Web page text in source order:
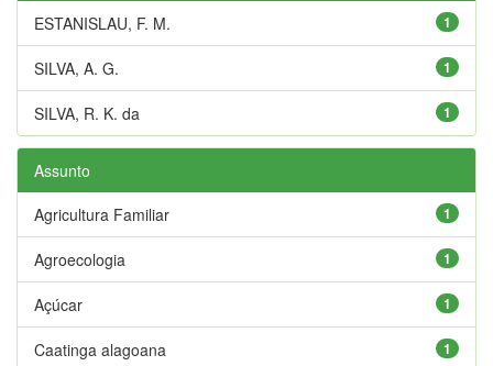
1
ESTANISLAU, F. M.
1
SILVA, A. G.
1
SILVA, R. K. da
Assunto
1
Agricultura Familiar
1
Agroecologia
1
Açúcar
1
Caatinga alagoana